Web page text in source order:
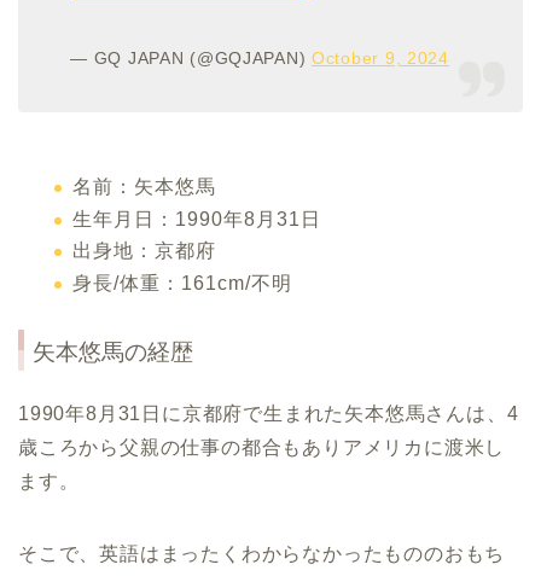
— GQ JAPAN (@GQJAPAN)October 9, 2024
名前：矢本悠馬
生年月日：1990年8月31日
出身地：京都府
身長/体重：161cm/不明
矢本悠馬の経歴
1990年8月31日に京都府で生まれた矢本悠馬さんは、4
歳ころから父親の仕事の都合もありアメリカに渡米し
ます。
そこで、英語はまったくわからなかったもののおもち